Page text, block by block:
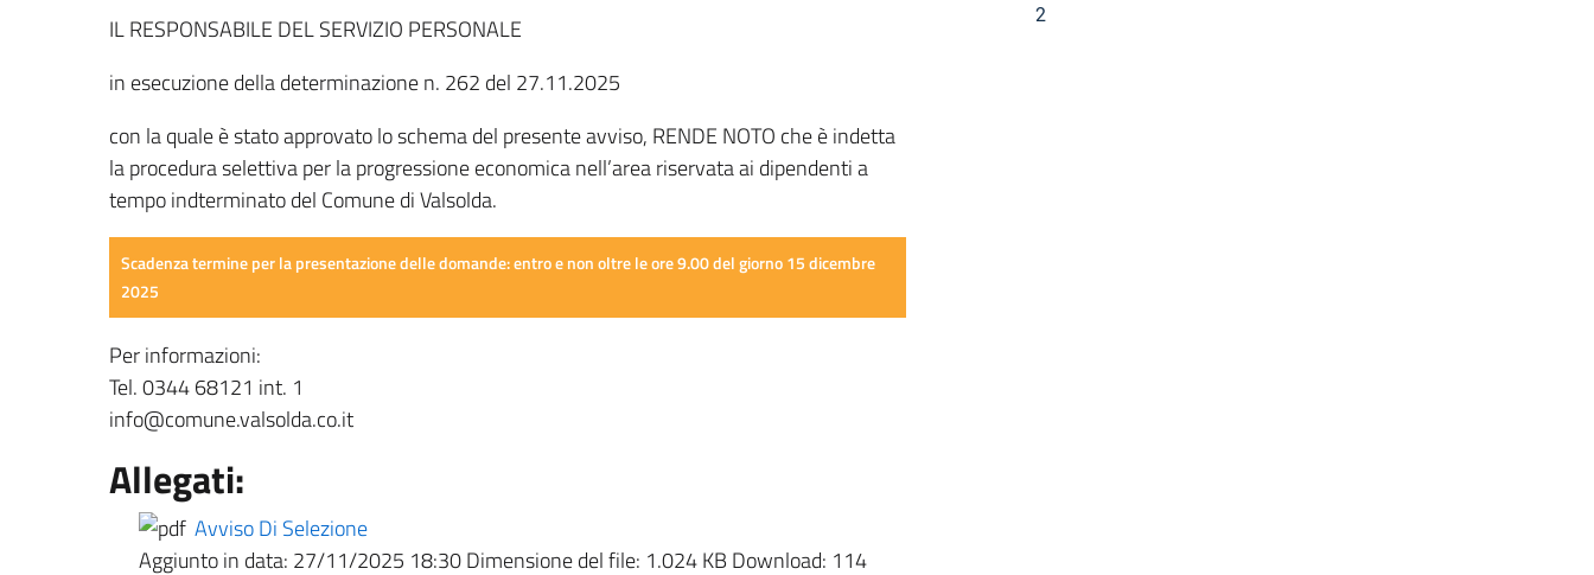
IL RESPONSABILE DEL SERVIZIO PERSONALE
in esecuzione della determinazione n. 262 del 27.11.2025
con la quale è stato approvato lo schema del presente avviso, RENDE NOTO che è indetta
la procedura selettiva per la progressione economica nell’area riservata ai dipendenti a
tempo indterminato del Comune di Valsolda.
Scadenza termine per la presentazione delle domande: entro e non oltre le ore 9.00 del giorno 15 dicembre
2025
Per informazioni:
Tel. 0344 68121 int. 1
info@comune.valsolda.co.it
Allegati:
Avviso Di Selezione
Aggiunto in data: 27/11/2025 18:30Dimensione del file: 1.024 KB Download: 114
2